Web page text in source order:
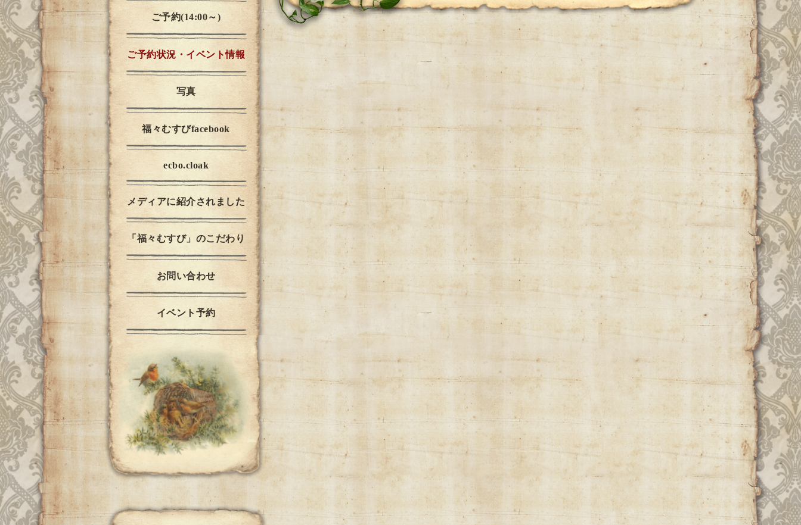
ご予約(14:00～)
ご予約状況・イベント情報
写真
福々むすびfacebook
ecbo.cloak
メディアに紹介されました
「福々むすび」のこだわり
お問い合わせ
イベント予約